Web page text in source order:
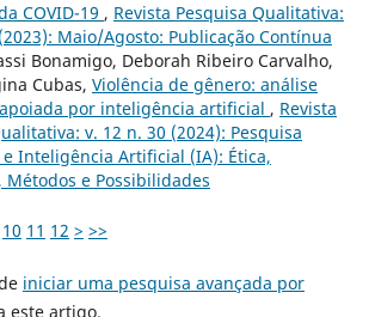
COVID-19 , Revista Pesquisa Qualitativa:
Maio/Agosto: Publicação Contínua
Bonamigo, Deborah Ribeiro Carvalho,
Cubas, Violência de gênero: análise
por inteligência artificial , Revista
v. 12 n. 30 (2024): Pesquisa
Inteligência Artificial (IA): Ética,
Métodos e Possibilidades
10 11 12 > >>
iniciar uma pesquisa avançada por
este artigo.